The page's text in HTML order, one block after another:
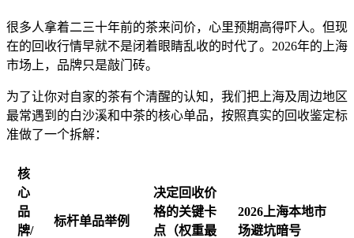
很多人拿着二三十年前的茶来问价，心里预期高得吓人。但现
在的回收行情早就不是闭着眼睛乱收的时代了。2026年的上海
市场上，品牌只是敲门砖。
为了让你对自家的茶有个清醒的认知，我们把上海及周边地区
最常遇到的白沙溪和中茶的核心单品，按照真实的回收鉴定标
准做了一个拆解：
核
心
品
牌/
标杆单品举例
决定回收价
格的关键卡
点（权重最
2026上海本地市
场避坑暗号